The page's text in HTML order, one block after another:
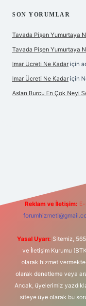
SON YORUMLAR
Tavada Pişen Yumurtaya
Tavada Pişen Yumurtaya
Imar Ücreti Ne Kadar için
Imar Ücreti Ne Kadar için
Aslan Burcu En Çok Neyi
Reklam ve İletişim:
Yasal Uyarı: Sitemiz,
ve İletişim Kurumu
olarak hizmet
olarak denetleme veya
Ancak, üyelerimiz
siteye üye olarak bu